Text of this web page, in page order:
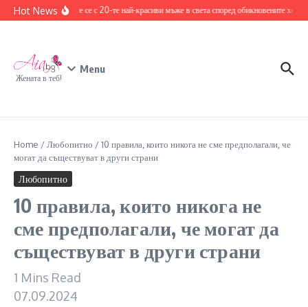
Skip to content
Hot News
Запознайте се с 20-те най-красиви мъже в света според обикновените хора
Жената в теб!
Menu
Home /Любопитно /10 правила, които никога не сме предполагали, че
могат да съществуват в други страни
Любопитно
10 правила, които никога не
сме предполагали, че могат да
съществуват в други страни
1 Mins Read
07.09.2024